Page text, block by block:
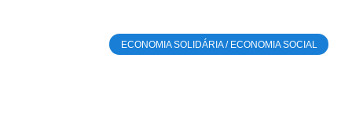
ECONOMIA SOLIDÁRIA / ECONOMIA SOCIAL